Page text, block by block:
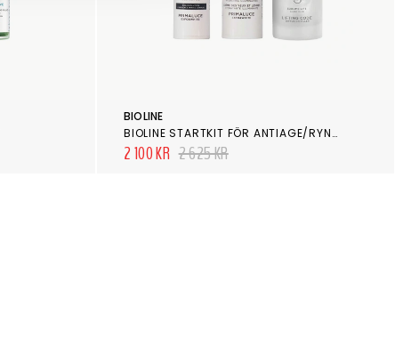
BIOLINE
BIOLINE STARTKIT FÖR ANTIAGE/RYNKOR/PIGMENTERINGAR
2 100 KR 2 625 KR